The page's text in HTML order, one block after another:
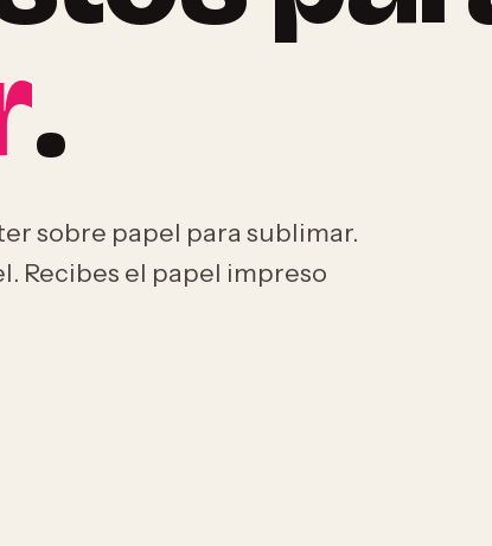
.
sobre papel para sublimar.
Recibes el papel impreso